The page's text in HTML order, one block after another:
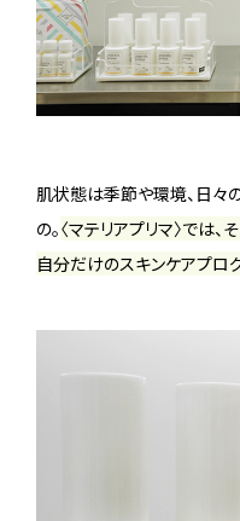
肌状態は季節や環境、日々
の。〈マテリアプリマ〉では
自分だけのスキンケアプロ